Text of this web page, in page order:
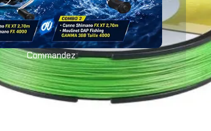
Commandez